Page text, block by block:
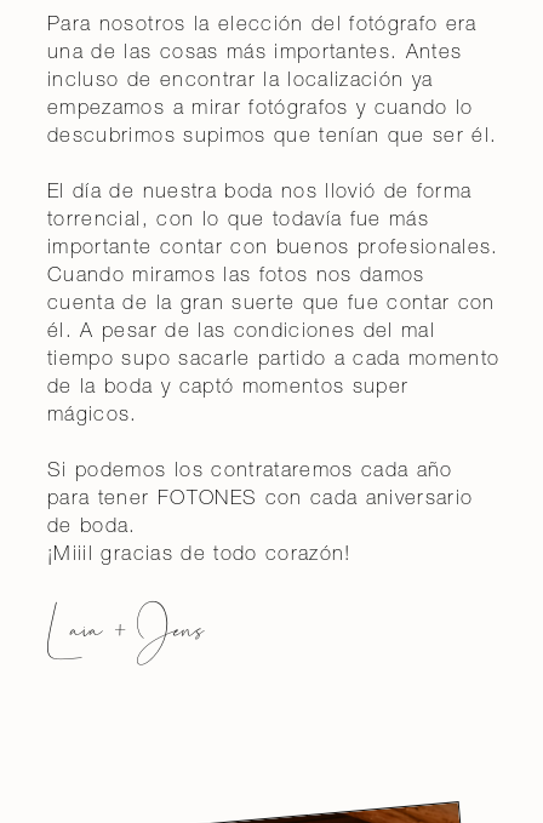
Para nosotros la elección del fotógrafo era
una de las cosas más importantes. Antes
incluso de encontrar la localización ya
empezamos a mirar fotógrafos y cuando lo
descubrimos supimos que tenían que ser él.
El día de nuestra boda nos llovió de forma
torrencial, con lo que todavía fue más
importante contar con buenos profesionales.
Cuando miramos las fotos nos damos
cuenta de la gran suerte que fue contar con
él. A pesar de las condiciones del mal
tiempo supo sacarle partido a cada momento
de la boda y captó momentos super
mágicos.
Si podemos los contrataremos cada año
para tener FOTONES con cada aniversario
de boda.
¡Miiil gracias de todo corazón!
Laia + Jens